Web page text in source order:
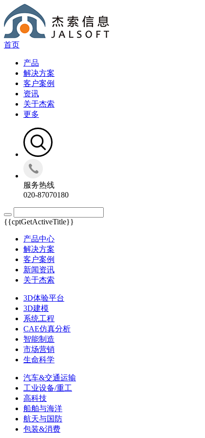
首页
产品
解决方案
客户案例
资讯
关于杰索
更多
服务热线
020-87070180
{{cptGetActiveTitle}}
产品中心
解决方案
客户案例
新闻资讯
关于杰索
3D体验平台
3D建模
系统工程
CAE仿真分析
智能制造
市场营销
生命科学
汽车&交通运输
工业设备/重工
高科技
船舶与海洋
航天与国防
包装&消费